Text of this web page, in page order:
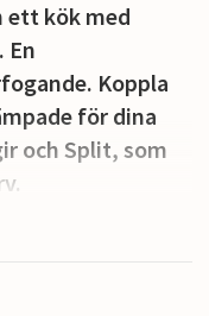
ett kök med
En
Koppla
för dina
och Split, som